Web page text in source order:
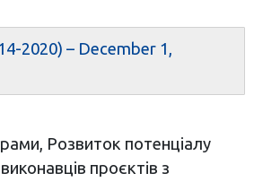
2020) – December 1,
Розвиток потенціалу
проєктів з